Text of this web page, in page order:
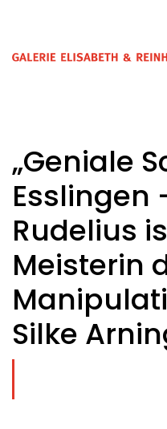
„Geniale
Esslingen
Rudelius
Meisterin
Silke